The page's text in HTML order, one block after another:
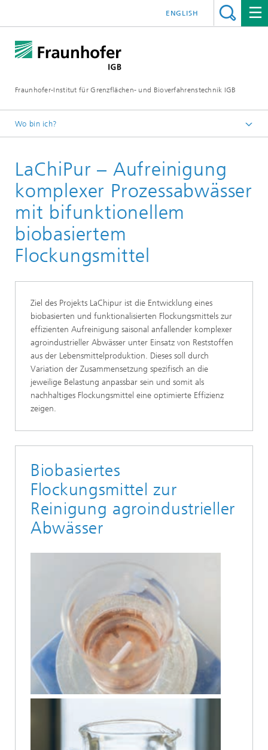
Fraunhofer-Institut für Grenzflächen- und Bioverfahrenstechnik IGB
ENGLISH
Wo bin ich?
Projekte
LaChiPur – Aufreinigung
komplexer Prozessabwässer
mit bifunktionellem
biobasiertem
Flockungsmittel
Ziel des Projekts LaChipur ist die Entwicklung eines
biobasierten und funktionalisierten Flockungsmittels zur
effizienten Aufreinigung saisonal anfallender komplexer
agroindustrieller Abwässer unter Einsatz von Reststoffen
aus der Lebensmittelproduktion. Dieses soll durch
Variation der Zusammensetzung spezifisch an die
jeweilige Belastung anpassbar sein und somit als
nachhaltiges Flockungsmittel eine optimierte Effizienz
zeigen.
Biobasiertes
Flockungsmittel zur
Reinigung agroindustrieller
Abwässer